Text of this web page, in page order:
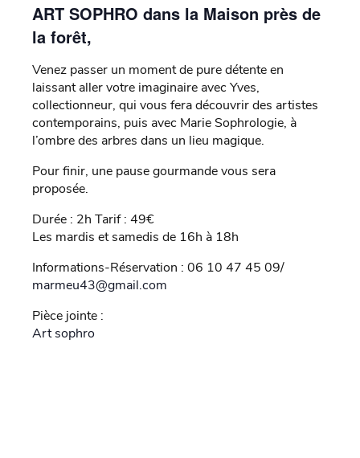
ART SOPHRO dans la Maison près de
la forêt,
Venez passer un moment de pure détente en
laissant aller votre imaginaire avec Yves,
collectionneur, qui vous fera découvrir des artistes
contemporains, puis avec Marie Sophrologie, à
l’ombre des arbres dans un lieu magique.
Pour finir, une pause gourmande vous sera
proposée.
Durée : 2h Tarif : 49€
Les mardis et samedis de 16h à 18h
Informations-Réservation : 06 10 47 45 09/
marmeu43@gmail.com
Pièce jointe :
Art sophro